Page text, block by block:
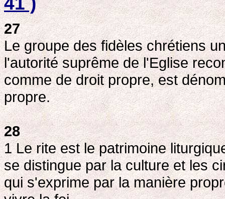
27
Le groupe des fidèles chrétiens
l'autorité suprême de l'Eglise
comme de droit propre, est
propre.
28
1 Le rite est le patrimoine
se distingue par la culture et les
qui s'exprime par la manière